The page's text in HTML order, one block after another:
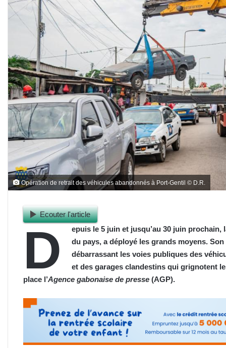
Opération de retrait des véhicules abandonnés à Port-Gentil © D.R.
Ecouter l'article
D
epuis le 5 juin et jusqu’au 30 juin
du pays, a déployé les grands moyens.
débarrassant les voies publiques des
et des garages clandestins qui grignotent
place l’Agence gabonaise de presse (AGP).